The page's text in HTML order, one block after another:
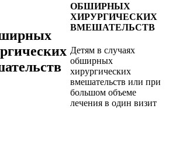
ОБШИРНЫХ
ХИРУРГИЧЕСКИХ
ВМЕШАТЕЛЬСТВ
Детям в случаях
обширных
хирургических
вмешательств или при
большом объеме
лечения в один визит